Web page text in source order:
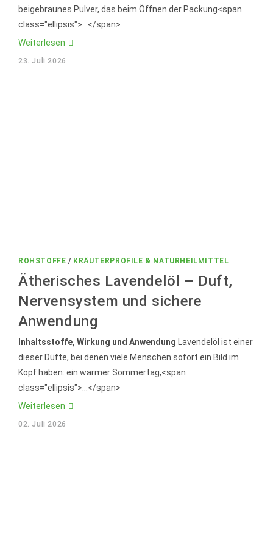
beigebraunes Pulver, das beim Öffnen der Packung<span
class="ellipsis">...</span>
Weiterlesen Heilerde:
feiner
23. Juli 2026
ROHSTOFFE / KRÄUTERPROFILE & NATURHEILMITTEL
Ätherisches Lavendelöl – Duft,
Nervensystem und sichere
Anwendung
Inhaltsstoffe, Wirkung und Anwendung Lavendelöl ist einer
dieser Düfte, bei denen viele Menschen sofort ein Bild im
Kopf haben: ein warmer Sommertag,<span
class="ellipsis">...</span>
Weiterlesen Ätherisches
–
02. Juli 2026